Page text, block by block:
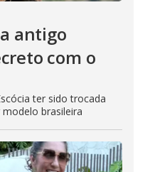
antigo
com o
ter sido trocada
brasileira